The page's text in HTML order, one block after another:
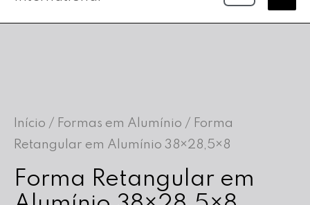
Início / Formas em Alumínio / Forma
Retangular em Alumínio 38×28,5×8
Forma Retangular em